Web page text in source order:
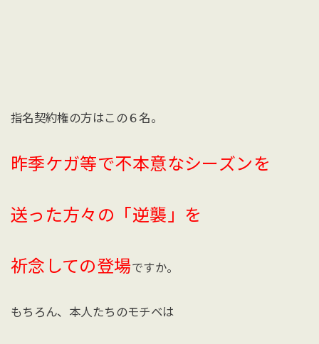
指名契約権の方はこの６名。
昨季ケガ等で不本意なシーズンを
送った方々の「逆襲」を
祈念しての登場ですか。
もちろん、本人たちのモチベは